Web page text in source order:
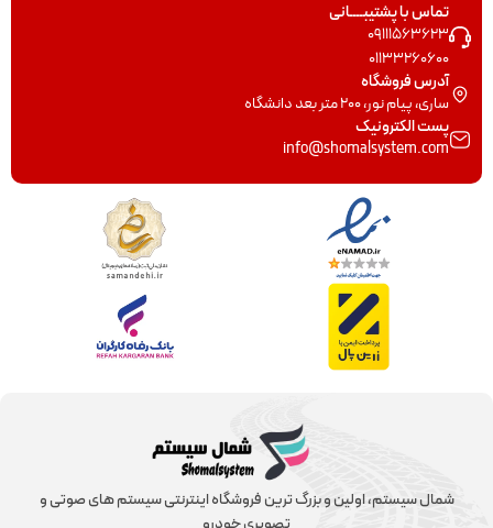
تماس با پشتیبــــانی
09111563623
01133260600
آدرس فروشگاه
ساری، پیام نور، 200 متر بعد دانشگاه
پست الکترونیک
info@shomalsystem.com
شمال سیستم، اولین و بزرگ ترین فروشگاه اینترنتی سیستم های صوتی و